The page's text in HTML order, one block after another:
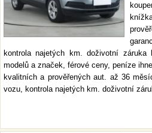
kontrola najetých km. doživotní záruka
modelů a značek, férové ceny, peníze
kvalitních a prověřených aut. až 36
vozu, kontrola najetých km. doživotní